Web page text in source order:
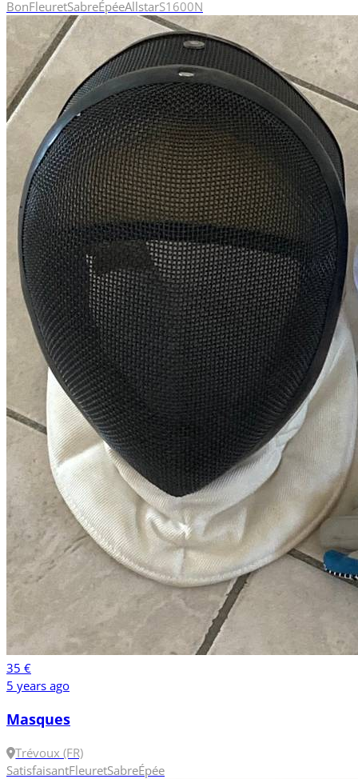
BonFleuretSabreÉpéeAllstarS1600N
35 €
5 years ago
Masques
Trévoux (FR)
SatisfaisantFleuretSabreÉpée